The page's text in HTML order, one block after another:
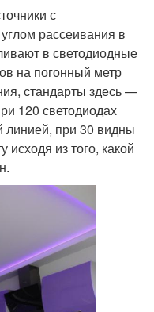
с
рассеивания в
в светодиодные
на погонный метр
стандарты здесь —
120 светодиодах
линией, при 30 видны
из того, какой